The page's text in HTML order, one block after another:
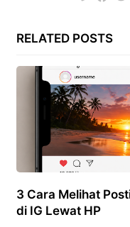
RELATED POSTS
3 Cara Melihat
di IG Lewat HP